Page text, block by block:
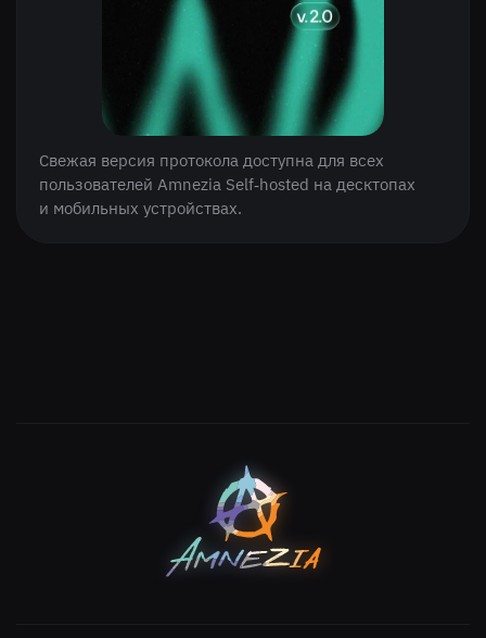
Свежая версия протокола доступна для всех
пользователей Amnezia Self‑hosted на десктопах
и мобильных устройствах.